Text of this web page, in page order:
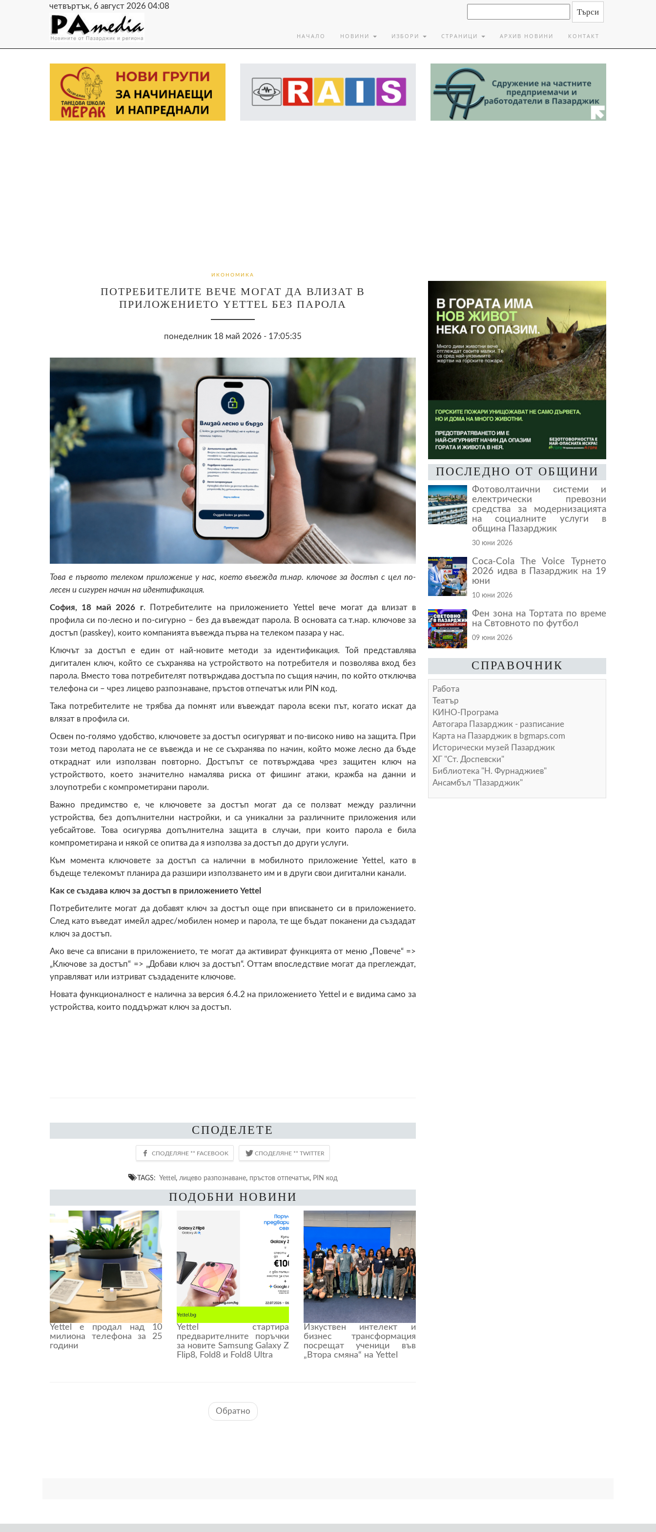
четвъртък, 6 август 2026 04:08
НАЧАЛО НОВИНИ ИЗБОРИ СТРАНИЦИ АРХИВ НОВИНИ КОНТАКТ
ИКОНОМИКА
ПОТРЕБИТЕЛИТЕ ВЕЧЕ МОГАТ ДА ВЛИЗАТ В
ПРИЛОЖЕНИЕТО YETTEL БЕЗ ПАРОЛА
понеделник 18 май 2026 - 17:05:35
Това е първото телеком приложение у нас, което въвежда т.нар. ключове за достъп с цел по-
лесен и сигурен начин на идентификация.
София, 18 май 2026 г. Потребителите на приложението Yettel вече могат да влизат в
профила си по-лесно и по-сигурно – без да въвеждат парола. В основата са т.нар. ключове за
достъп (passkey), които компанията въвежда първа на телеком пазара у нас.
Ключът за достъп е един от най-новите методи за идентификация. Той представлява
дигитален ключ, който се съхранява на устройството на потребителя и позволява вход без
парола. Вместо това потребителят потвърждава достъпа по същия начин, по който отключва
телефона си – чрез лицево разпознаване, пръстов отпечатък или PIN код.
Така потребителите не трябва да помнят или въвеждат парола всеки път, когато искат да
влязат в профила си.
Освен по-голямо удобство, ключовете за достъп осигуряват и по-високо ниво на защита. При
този метод паролата не се въвежда и не се съхранява по начин, който може лесно да бъде
откраднат или използван повторно. Достъпът се потвърждава чрез защитен ключ на
устройството, което значително намалява риска от фишинг атаки, кражба на данни и
злоупотреби с компрометирани пароли.
Важно предимство е, че ключовете за достъп могат да се ползват между различни
устройства, без допълнителни настройки, и са уникални за различните приложения или
уебсайтове. Това осигурява допълнителна защита в случаи, при които парола е била
компрометирана и някой се опитва да я използва за достъп до други услуги.
Към момента ключовете за достъп са налични в мобилното приложение Yettel, като в
бъдеще телекомът планира да разшири използването им и в други свои дигитални канали.
Как се създава ключ за достъп в приложението Yettel
Потребителите могат да добавят ключ за достъп още при вписването си в приложението.
След като въведат имейл адрес/мобилен номер и парола, те ще бъдат поканени да създадат
ключ за достъп.
Ако вече са вписани в приложението, те могат да активират функцията от меню „Повече“ =>
„Ключове за достъп“ => „Добави ключ за достъп“. Оттам впоследствие могат да преглеждат,
управляват или изтриват създадените ключове.
Новата функционалност е налична за версия 6.4.2 на приложението Yettel и е видима само за
устройства, които поддържат ключ за достъп.
СПОДЕЛЕТЕ
TAGS: Yettel , лицево разпознаване, пръстов отпечатък, PIN код
ПОДОБНИ НОВИНИ
Yettel е продал над 10
милиона телефона за 25
години
Yettel стартира
предварителните поръчки
за новите Samsung Galaxy Z
Flip8, Fold8 и Fold8 Ultra
Изкуствен интелект и
бизнес трансформация
посрещат ученици във
„Втора смяна“ на Yettel
Обратно
ПОСЛЕДНО ОТ ОБЩИНИ
Фотоволтаични системи и
електрически превозни
средства за модернизацията
на социалните услуги в
община Пазарджик
30 юни 2026
Coca-Cola The Voice Турнето
2026 идва в Пазарджик на 19
юни
10 юни 2026
Фен зона на Тортата по време
на Свтовното по футбол
09 юни 2026
СПРАВОЧНИК
Работа
Театър
КИНО-Програма
Автогара Пазарджик - разписание
Карта на Пазарджик в bgmaps.com
Исторически музей Пазарджик
ХГ "Ст. Доспевски"
Библиотека "Н. Фурнаджиев"
Ансамбъл "Пазарджик"